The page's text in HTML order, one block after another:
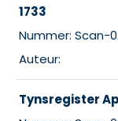
1733
Nummer: Scan-
Auteur:
Tynsregister